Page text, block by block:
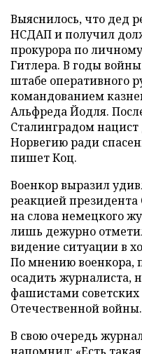
Выяснилось, что дед
НСДАП и получил
прокурора по
Гитлера. В годы
штабе оперативного
командованием
Альфреда Йодля.
Сталинградом нацист
Норвегию ради
пишет Коц.
Военкор выразил
реакцией
на слова немецкого
лишь дежурно
видение ситуации в
По мнению военкора,
осадить журналиста,
фашистами
Отечественной войны.
В свою очередь